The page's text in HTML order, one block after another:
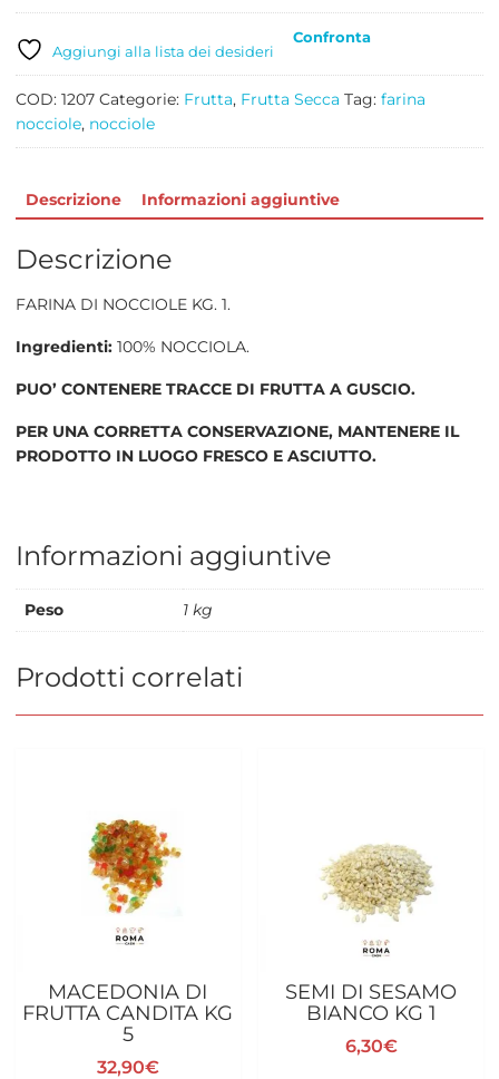
1
quantità
Aggiungi alla lista dei desideri
Confronta
COD: 1207 Categorie: Frutta, Frutta Secca Tag: farina
nocciole, nocciole
Descrizione Informazioni aggiuntive
Descrizione
FARINA DI NOCCIOLE KG. 1.
Ingredienti:100% NOCCIOLA.
PUO’ CONTENERE TRACCE DI FRUTTA A GUSCIO.
PER UNA CORRETTA CONSERVAZIONE, MANTENERE IL
PRODOTTO IN LUOGO FRESCO E ASCIUTTO.
Informazioni aggiuntive
Peso 1 kg
Prodotti correlati
MACEDONIA DI
FRUTTA CANDITA KG
5
32,90€
SEMI DI SESAMO
BIANCO KG 1
6,30€